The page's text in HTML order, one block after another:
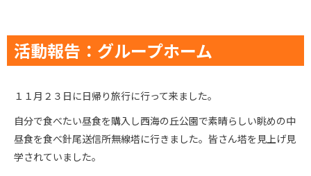
活動報告：グループホーム
１１月２３日に日帰り旅行に行って来ました。
自分で食べたい昼食を購入し西海の丘公園で素晴らしい眺めの中
昼食を食べ針尾送信所無線塔に行きました。皆さん塔を見上げ見
学されていました。